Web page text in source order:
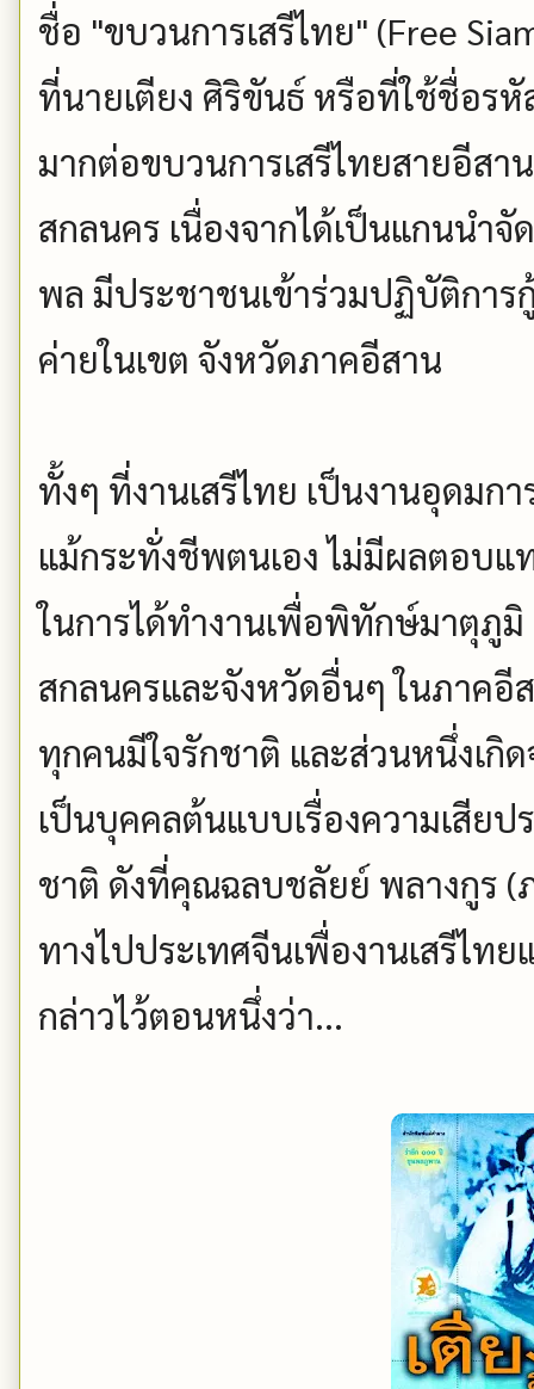
ชื่อ "ขบวนการเสรีไทย" (Free
ที่นายเตียง ศิริขันธ์ หรือที่ใช้ชื่อร
มากต่อขบวนการเสรีไทยสายอีสา
สกลนคร เนื่องจากได้เป็นแกนนำ
พล มีประชาชนเข้าร่วมปฏิบัติกา
ค่ายในเขต จังหวัดภาคอีสาน
ทั้งๆ ที่งานเสรีไทย เป็นงานอุดม
แม้กระทั่งชีพตนเอง ไม่มีผลตอบ
ในการได้ทำงานเพื่อพิทักษ์มาตุภู
สกลนครและจังหวัดอื่นๆ ในภาคอี
ทุกคนมีใจรักชาติ และส่วนหนึ่งเกิ
เป็นบุคคลต้นแบบเรื่องความเสีย
ชาติ ดังที่คุณฉลบชลัยย์ พลางกูร (
ทางไปประเทศจีนเพื่องานเสรีไท
กล่าวไว้ตอนหนึ่งว่า...